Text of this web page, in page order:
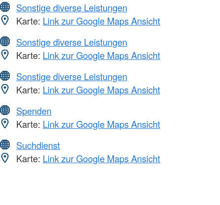
Sonstige diverse Leistungen
Karte: Link zur Google Maps Ansicht
Sonstige diverse Leistungen
Karte: Link zur Google Maps Ansicht
Sonstige diverse Leistungen
Karte: Link zur Google Maps Ansicht
Spenden
Karte: Link zur Google Maps Ansicht
Suchdienst
Karte: Link zur Google Maps Ansicht